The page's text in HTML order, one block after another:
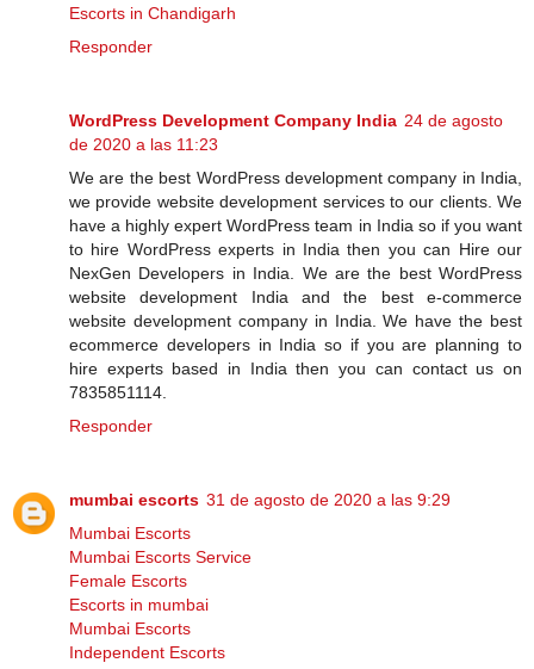
Escorts in Chandigarh
Responder
WordPress Development Company India 24 de agosto
de 2020 a las 11:23
We are the best WordPress development company in India,
we provide website development services to our clients. We
have a highly expert WordPress team in India so if you want
to hire WordPress experts in India then you can Hire our
NexGen Developers in India. We are the best WordPress
website development India and the best e-commerce
website development company in India. We have the best
ecommerce developers in India so if you are planning to
hire experts based in India then you can contact us on
7835851114.
Responder
mumbai escorts 31 de agosto de 2020 a las 9:29
Mumbai Escorts
Mumbai Escorts Service
Female Escorts
Escorts in mumbai
Mumbai Escorts
Independent Escorts